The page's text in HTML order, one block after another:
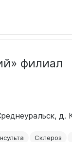
филиал
Склероз